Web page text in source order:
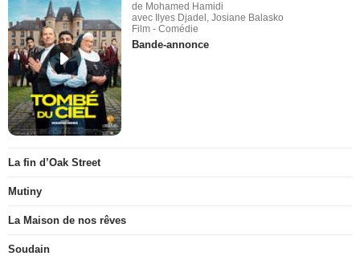
de Mohamed Hamidi
avec Ilyes Djadel, Josiane Balasko
Film - Comédie
Bande-annonce
La fin d’Oak Street
Mutiny
La Maison de nos rêves
Soudain